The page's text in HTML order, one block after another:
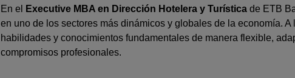
En el Executive MBA en Dirección Hotelera y Turística de ETB
en uno de los sectores más dinámicos y globales de la economía.
habilidades y conocimientos fundamentales de manera flexible,
compromisos profesionales.